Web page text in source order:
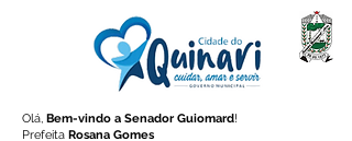
Olá, Bem-vindo a Senador Guiomard!
Prefeita Rosana Gomes